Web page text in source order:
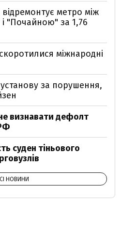
метро між
"Почайною" за 1,76
міжнародні
за порушення,
визнавати дефолт
суден тіньового
НОВИНИ